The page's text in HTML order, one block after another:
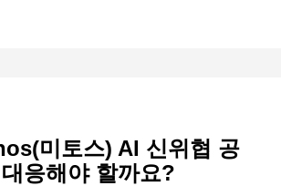
미토스) AI 신위협 공
응해야 할까요?